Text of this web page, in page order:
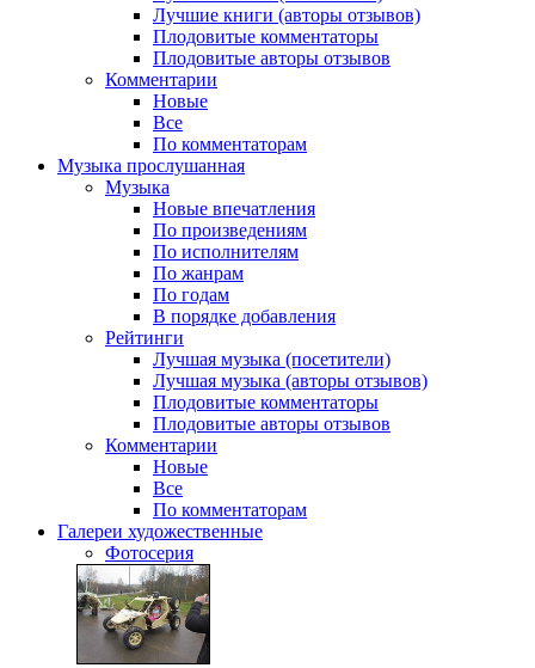
Лучшие книги (авторы отзывов)
Плодовитые комментаторы
Плодовитые авторы отзывов
Комментарии
Новые
Все
По комментаторам
Музыка прослушанная
Музыка
Новые впечатления
По произведениям
По исполнителям
По жанрам
По годам
В порядке добавления
Рейтинги
Лучшая музыка (посетители)
Лучшая музыка (авторы отзывов)
Плодовитые комментаторы
Плодовитые авторы отзывов
Комментарии
Новые
Все
По комментаторам
Галереи художественные
Фотосерия